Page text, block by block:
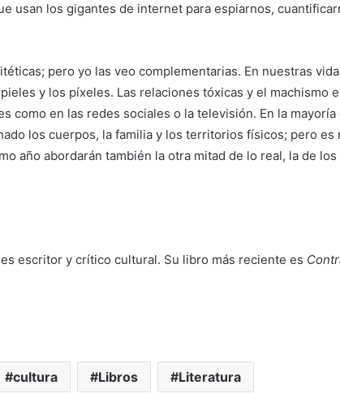
usan los gigantes de internet para espiarnos,
pero yo las veo complementarias. En nuestras
y los píxeles. Las relaciones tóxicas y el machismo
como en las redes sociales o la televisión. En la
los cuerpos, la familia y los territorios físicos; pero es
año abordarán también la otra mitad de lo real, la de
escritor y crítico cultural. Su libro más reciente es
cultura Libros Literatura